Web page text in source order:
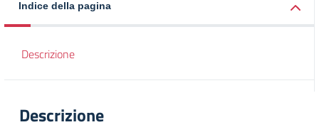
Indice della pagina
Descrizione
Descrizione